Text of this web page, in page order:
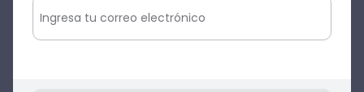
a las capacidades y limitaciones físicas y
mentales de la persona.